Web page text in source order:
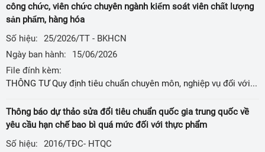
công chức, viên chức chuyên ngành kiểm soát viên chất lượng
sản phẩm, hàng hóa
Số hiệu:
25/2026/TT - BKHCN
Ngày ban hành:
15/06/2026
File đính kèm:
THÔNG TƯ Quy định tiêu chuẩn chuyên môn, nghiệp vụ đối với công chức, viên chức chuyên ngành kiểm soát viên chất lượng sản phẩm, hàng hóa
Thông báo dự thảo sửa đổi tiêu chuẩn quốc gia trung quốc về
yêu cầu hạn chế bao bì quá mức đối với thực phẩm
Số hiệu:
2016/TĐC- HTQC